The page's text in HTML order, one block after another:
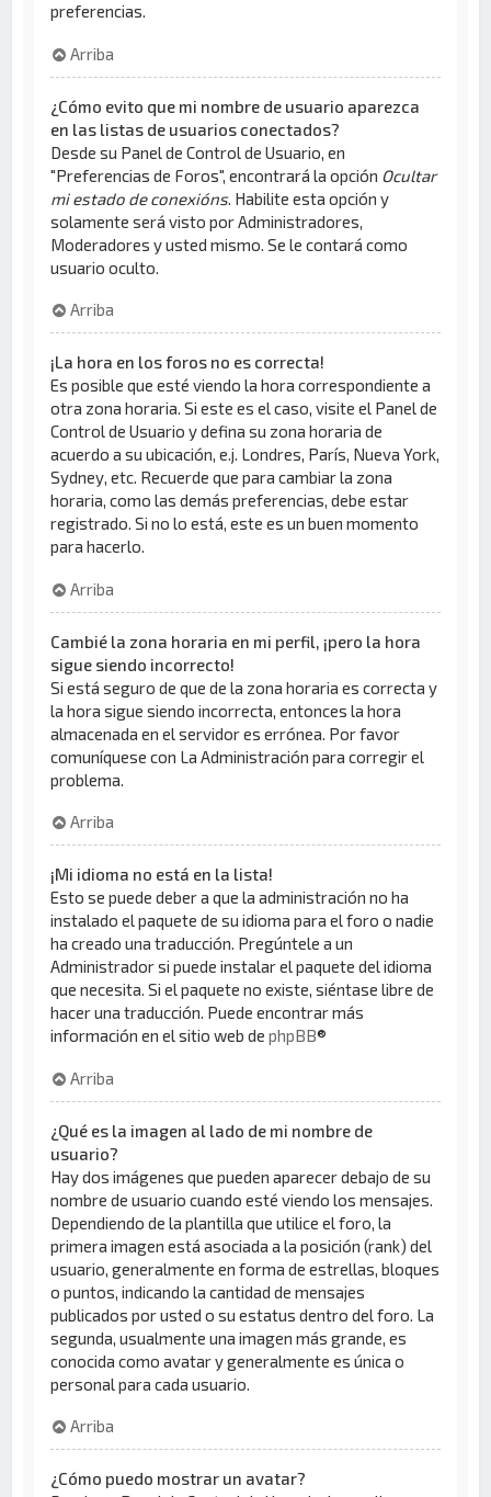
preferencias.
Arriba
¿Cómo evito que mi nombre de usuario aparezca
en las listas de usuarios conectados?
Desde su Panel de Control de Usuario, en
"Preferencias de Foros", encontrará la opción Ocultar
mi estado de conexións. Habilite esta opción y
solamente será visto por Administradores,
Moderadores y usted mismo. Se le contará como
usuario oculto.
Arriba
¡La hora en los foros no es correcta!
Es posible que esté viendo la hora correspondiente a
otra zona horaria. Si este es el caso, visite el Panel de
Control de Usuario y defina su zona horaria de
acuerdo a su ubicación, e.j. Londres, París, Nueva York,
Sydney, etc. Recuerde que para cambiar la zona
horaria, como las demás preferencias, debe estar
registrado. Si no lo está, este es un buen momento
para hacerlo.
Arriba
Cambié la zona horaria en mi perfil, ¡pero la hora
sigue siendo incorrecto!
Si está seguro de que de la zona horaria es correcta y
la hora sigue siendo incorrecta, entonces la hora
almacenada en el servidor es errónea. Por favor
comuníquese con La Administración para corregir el
problema.
Arriba
¡Mi idioma no está en la lista!
Esto se puede deber a que la administración no ha
instalado el paquete de su idioma para el foro o nadie
ha creado una traducción. Pregúntele a un
Administrador si puede instalar el paquete del idioma
que necesita. Si el paquete no existe, siéntase libre de
hacer una traducción. Puede encontrar más
información en el sitio web dephpBB®
Arriba
¿Qué es la imagen al lado de mi nombre de
usuario?
Hay dos imágenes que pueden aparecer debajo de su
nombre de usuario cuando esté viendo los mensajes.
Dependiendo de la plantilla que utilice el foro, la
primera imagen está asociada a la posición (rank) del
usuario, generalmente en forma de estrellas, bloques
o puntos, indicando la cantidad de mensajes
publicados por usted o su estatus dentro del foro. La
segunda, usualmente una imagen más grande, es
conocida como avatar y generalmente es única o
personal para cada usuario.
Arriba
¿Cómo puedo mostrar un avatar?